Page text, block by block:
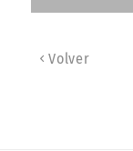
Volver